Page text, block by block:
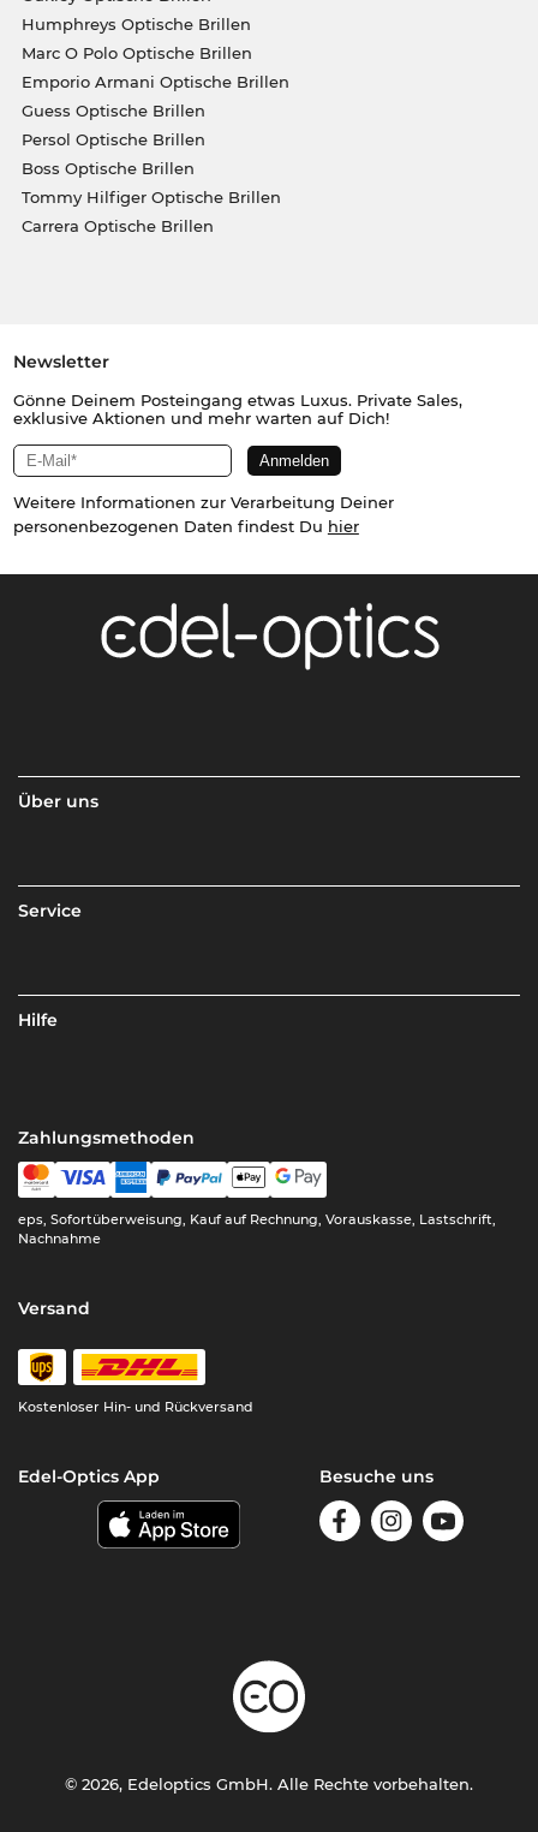
Humphreys Optische Brillen
Marc O Polo Optische Brillen
Emporio Armani Optische Brillen
Guess Optische Brillen
Persol Optische Brillen
Boss Optische Brillen
Tommy Hilfiger Optische Brillen
Carrera Optische Brillen
Newsletter
Gönne Deinem Posteingang etwas Luxus. Private Sales,
exklusive Aktionen und mehr warten auf Dich!
Weitere Informationen zur Verarbeitung Deiner
personenbezogenen Daten findest Du hier
Über uns
Service
Hilfe
Zahlungsmethoden
eps, Sofortüberweisung, Kauf auf Rechnung, Vorauskasse, Lastschrift,
Nachnahme
Versand
Kostenloser Hin- und Rückversand
Edel-Optics App Besuche uns
© 2026, Edeloptics GmbH. Alle Rechte vorbehalten.